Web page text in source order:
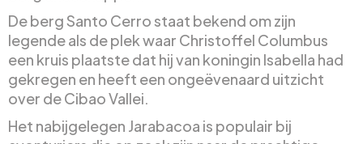
De berg Santo Cerro staat bekend om zijn
legende als de plek waar Christoffel Columbus
een kruis plaatste dat hij van koningin Isabella had
gekregen en heeft een ongeëvenaard uitzicht
over de Cibao Vallei.
Het nabijgelegen Jarabacoa is populair bij